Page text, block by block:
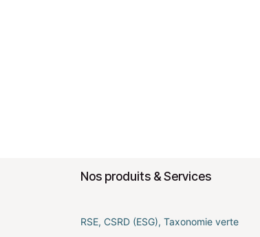
Nos produits & Services
RSE, CSRD (ESG), Taxonomie verte